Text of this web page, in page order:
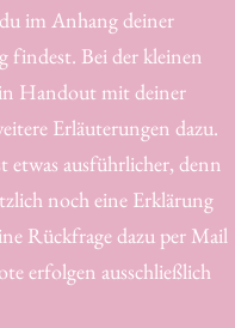
im Anhang deiner
findest. Bei der kleinen
Handout mit deiner
Erläuterungen dazu.
etwas ausführlicher, denn
noch eine Erklärung
Rückfrage dazu per Mail
erfolgen ausschließlich